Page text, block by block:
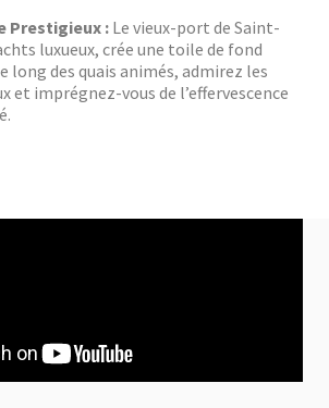
Prestigieux :Le vieux-port de Saint-
luxueux, crée une toile de fond
long des quais animés, admirez les
et imprégnez-vous de l’effervescence